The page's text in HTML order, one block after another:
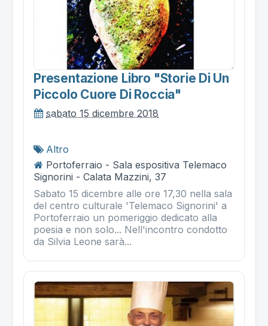
Presentazione Libro "storie Di Un
Piccolo Cuore Di Roccia"
sabato 15 dicembre 2018
Altro
Portoferraio - Sala espositiva Telemaco
Signorini - Calata Mazzini, 37
Sabato 15 dicembre alle ore 17,30 nella sala
del centro culturale 'Telemaco Signorini' a
Portoferraio un pomeriggio dedicato alla
poesia e non solo... Nell'incontro condotto
da Silvia Leone sarà...